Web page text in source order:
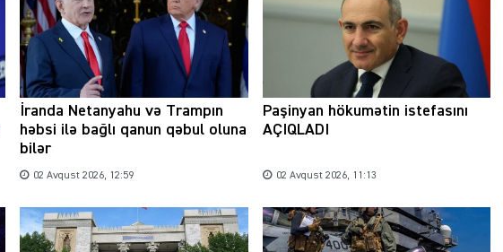
İranda Netanyahu və Trampın
həbsi ilə bağlı qanun qəbul oluna
bilər
02 Avqust 2026, 12:59
Paşinyan hökumətin istefasını
AÇIQLADI
02 Avqust 2026, 11:13